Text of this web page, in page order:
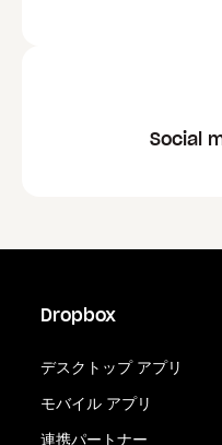
Social
Dropbox
デスクトップ アプリ
モバイル アプリ
連携パートナー